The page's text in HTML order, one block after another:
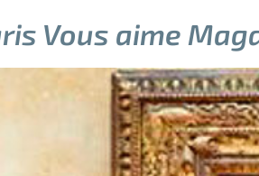
Vous aime